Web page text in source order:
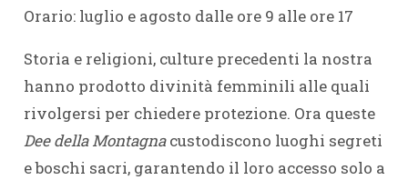
Orario: luglio e agosto dalle ore 9 alle ore 17
Storia e religioni, culture precedenti la nostra
hanno prodotto divinità femminili alle quali
rivolgersi per chiedere protezione. Ora queste
Dee della Montagnacustodiscono luoghi segreti
e boschi sacri, garantendo il loro accesso solo a